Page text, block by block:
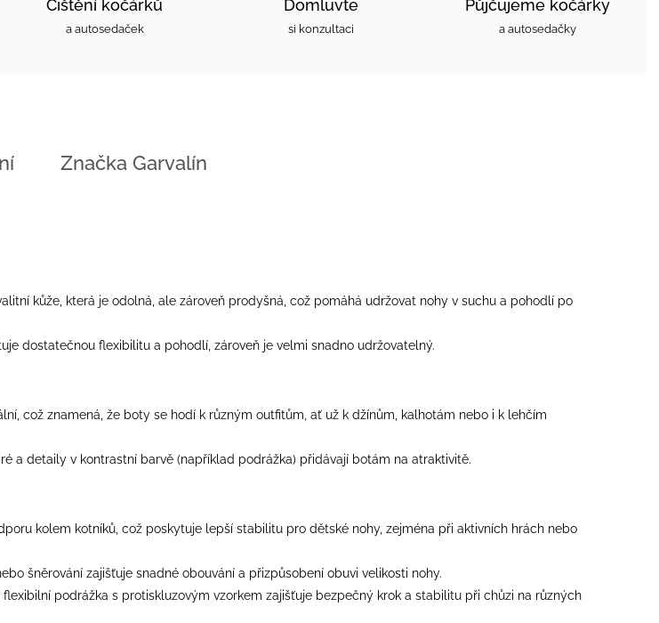
Čištění kočárků
a autosedaček
Domluvte
si konzultaci
Půjčujeme kočárky
a autosedačky
Značka Garvalín
kůže, která je odolná, ale zároveň prodyšná, což pomáhá udržovat nohy v suchu a pohodlí po
dostatečnou flexibilitu a pohodlí, zároveň je velmi snadno udržovatelný.
což znamená, že boty se hodí k různým outfitům, ať už k džínům, kalhotám nebo i k lehčím
a detaily v kontrastní barvě (například podrážka) přidávají botám na atraktivitě.
kolem kotníků, což poskytuje lepší stabilitu pro dětské nohy, zejména při aktivních hrách nebo
šněrování zajišťuje snadné obouvání a přizpůsobení obuvi velikosti nohy.
podrážka s protiskluzovým vzorkem zajišťuje bezpečný krok a stabilitu při chůzi na různých